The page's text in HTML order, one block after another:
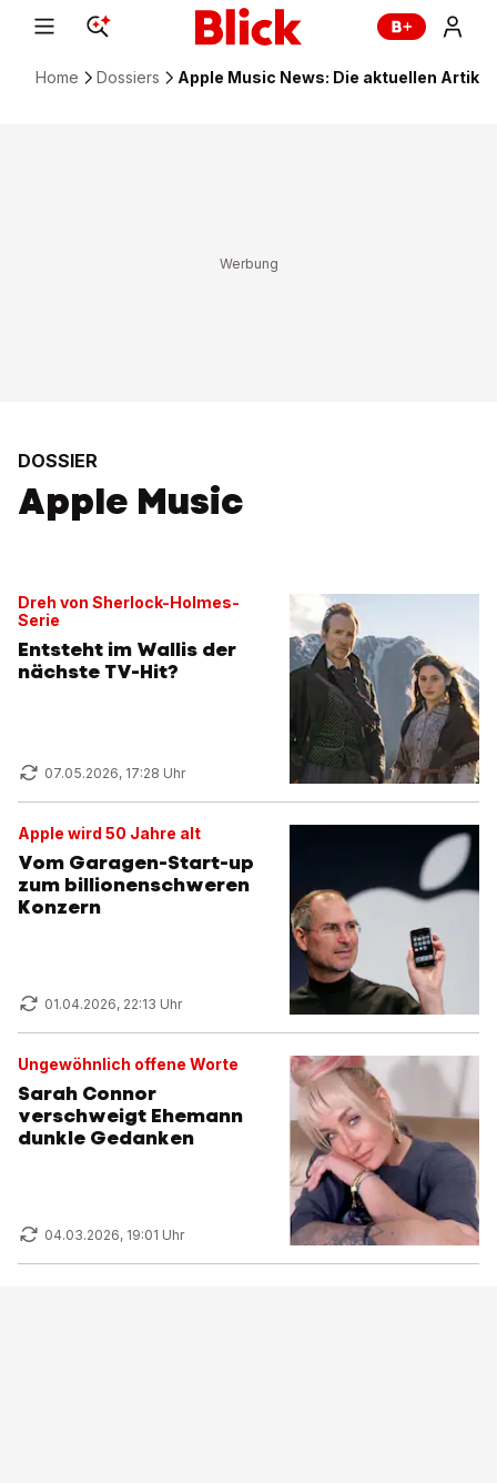
Home Dossiers Apple Music News: Die aktuellen
DOSSIER
Apple Music
Dreh von Sherlock-Holmes-
Serie
Entsteht im Wallis der
nächste TV-Hit?
07.05.2026, 17:28 Uhr
Apple wird 50 Jahre alt
Vom Garagen-Start-up
zum billionenschweren
Konzern
01.04.2026, 22:13 Uhr
Ungewöhnlich offene Worte
Sarah Connor
verschweigt Ehemann
dunkle Gedanken
04.03.2026, 19:01 Uhr